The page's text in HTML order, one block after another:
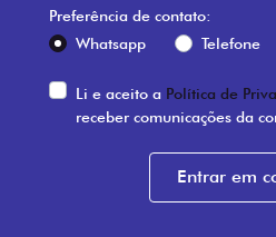
Preferência de contato:
Whatsapp
Telefone
Li e aceito a Política de
receber comunicações da
Entrar em